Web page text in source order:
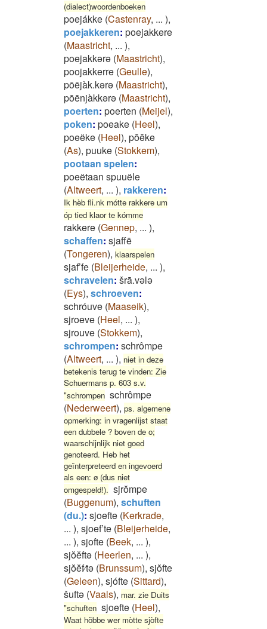
(dialect)woordenboeken
poejákke (Castenray, ... ),
poejakkeren: poejakkere
(Maastricht, ... ),
poejakkərə (Maastricht),
poojakkerre (Geulle),
pōējàk.kərə (Maastricht),
pōēnjàkkərə (Maastricht),
poerten: poerten (Meijel),
poken: poeake (Heel),
poeëke (Heel), pōēke
(As), puuke (Stokkem),
pootaan spelen:
poeëtaan spuuële
(Altweert, ... ), rakkeren:
Ik hèb fli.nk mótte rakkere um
óp tied klaor te kómme
rakkere (Gennep, ... ),
schaffen: sjaffë
(Tongeren), klaarspelen
sjaf’fe (Bleijerheide, ... ),
schravelen: šrā.vələ
(Eys), schroeven:
schróuve (Maaseik),
sjroeve (Heel, ... ),
sjrouve (Stokkem),
schrompen: schrômpe
(Altweert, ... ), niet in deze
betekenis terug te vinden: Zie
Schuermans p. 603 s.v.
"schrompen schrômpe
(Nederweert), ps. algemene
opmerking: in vragenlijst staat
een dubbele ? boven de o;
waarschijnlijk niet goed
genoteerd. Heb het
geïnterpreteerd en ingevoerd
als een: ø (dus niet
omgespeld!). sjrŏmpe
(Buggenum), schuften
(du.): sjoefte (Kerkrade,
... ), sjoef’te (Bleijerheide,
... ), sjofte (Beek, ... ),
sjŏĕftə (Heerlen, ... ),
sjŏĕf⁄tə (Brunssum), sjŏfte
(Geleen), sjófte (Sittard),
šuftə (Vaals), mar. zie Duits
"schuften sjoefte (Heel),
Waat höbbe wer mòtte sjòfte